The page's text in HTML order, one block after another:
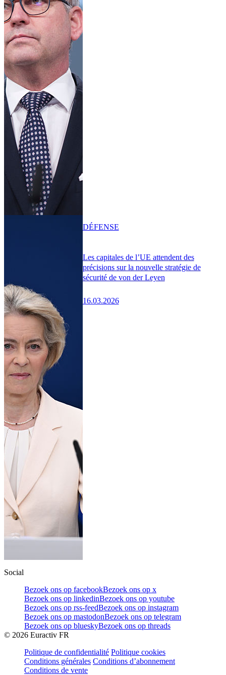
Les capitales de l’UE attendent des
précisions sur la nouvelle stratégie de
sécurité de von der Leyen
16.03.2026
DÉFENSE
Social
Bezoek ons op facebookBezoek ons op x
Bezoek ons op linkedinBezoek ons op youtube
Bezoek ons op rss-feedBezoek ons op instagram
Bezoek ons op mastodonBezoek ons op telegram
Bezoek ons op blueskyBezoek ons op threads
© 2026 Euractiv FR
Politique de confidentialité Politique cookies
Conditions générales Conditions d’abonnement
Conditions de vente